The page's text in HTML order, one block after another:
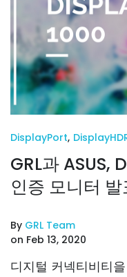
DisplayPort,
GRL과 ASUS,
인증 모니터 발
By GRL Team
on Feb 13, 2020
디지털 커넥티비티